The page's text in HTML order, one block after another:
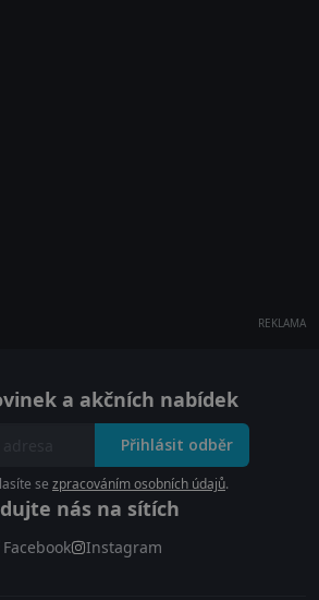
REKLAMA
a akčních nabídek
Přihlásit odběr
se zpracováním osobních údajů.
nás na sítích
Facebook Instagram